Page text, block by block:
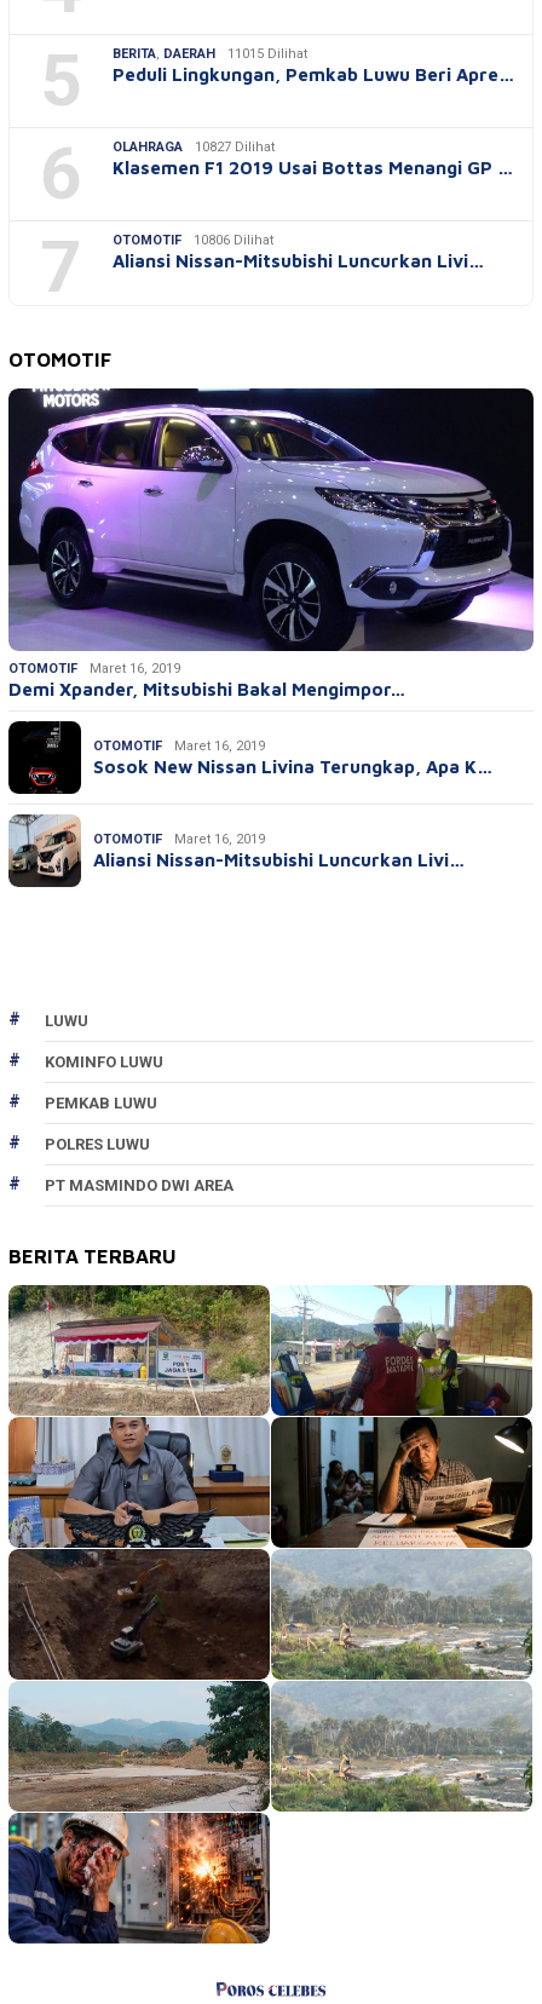
5 BERITA, DAERAH 11015 Dilihat
Peduli Lingkungan, Pemkab Luwu Beri Apre…
6 OLAHRAGA 10827 Dilihat
Klasemen F1 2019 Usai Bottas Menangi GP …
7 OTOMOTIF 10806 Dilihat
Aliansi Nissan-Mitsubishi Luncurkan Livi…
OTOMOTIF
OTOMOTIF Maret 16, 2019
Demi Xpander, Mitsubishi Bakal Mengimpor…
OTOMOTIF Maret 16, 2019
Sosok New Nissan Livina Terungkap, Apa K…
OTOMOTIF Maret 16, 2019
Aliansi Nissan-Mitsubishi Luncurkan Livi…
LUWU
KOMINFO LUWU
PEMKAB LUWU
POLRES LUWU
PT MASMINDO DWI AREA
BERITA TERBARU